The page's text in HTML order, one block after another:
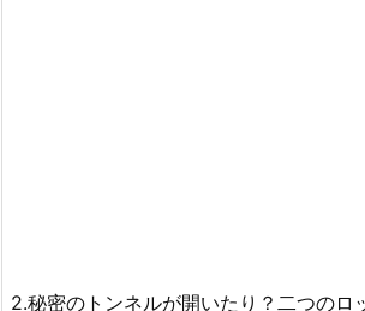
2.秘密のトンネルが開いたり？二つのロ